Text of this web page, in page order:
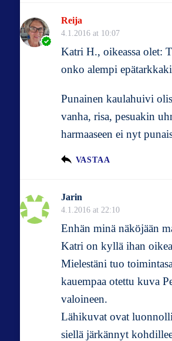
Reija
4.1.2016 at 10:07
Katri H., oikeassa olet:
onko alempi
Punainen kaulahuivi
vanha, risa, pesuakin
harmaaseen ei nyt
VASTAA
Jarin
4.1.2016 at 22:10
Enhän minä näköjään
Katri on kyllä ihan
Mielestäni tuo
kauempaa otettu kuva
valoineen.
Lähikuvat ovat
siellä järkännyt